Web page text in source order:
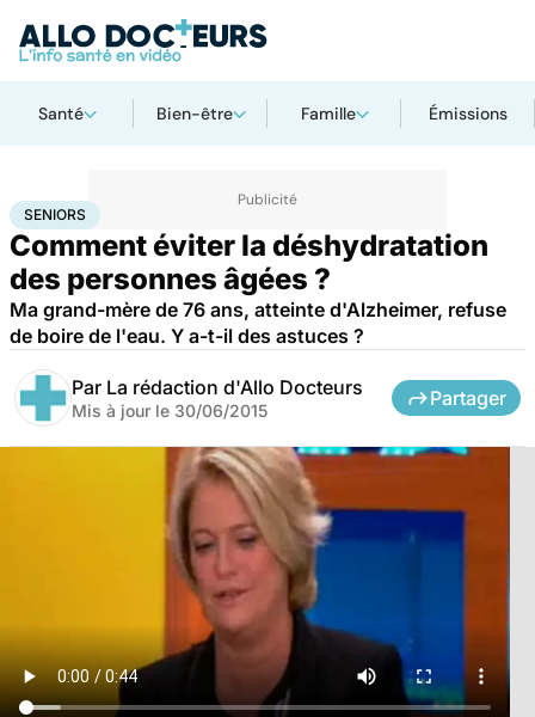
Santé Bien-être Famille Émissions
AccueilSanté
SENIORS
Comment éviter la déshydratation
des personnes âgées ?
Ma grand-mère de 76 ans, atteinte d'Alzheimer, refuse
de boire de l'eau. Y a-t-il des astuces ?
Par La rédaction d'Allo Docteurs
Mis à jour le 30/06/2015
Partager